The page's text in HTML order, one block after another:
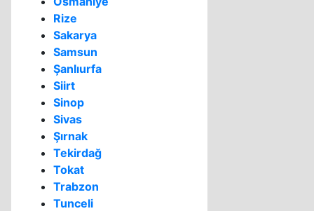
Rize
Sakarya
Samsun
Şanlıurfa
Siirt
Sinop
Sivas
Şırnak
Tekirdağ
Tokat
Trabzon
Tunceli